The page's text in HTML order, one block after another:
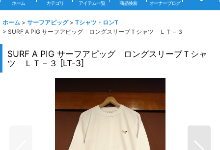
ホーム カテゴリ アイテム一覧 商品検索 オーナーブログ
ホーム > サーフアピッグ > Tシャツ・ロンT
> SURF A PIG サーフアピッグ ロングスリーブＴシャツ ＬＴ－３
SURF A PIG サーフアピッグ ロングスリーブＴシャ
ツ ＬＴ－３ [LT-3]